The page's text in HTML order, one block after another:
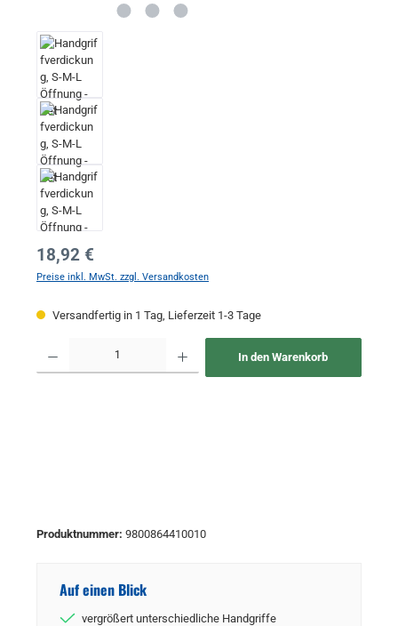
Regulärer Preis:
18,92 €
Preise inkl. MwSt. zzgl. Versandkosten
Versandfertig in 1 Tag, Lieferzeit 1-3 Tage
In den Warenkorb
Produktnummer: 9800864410010
Auf einen Blick
vergrößert unterschiedliche Handgriffe